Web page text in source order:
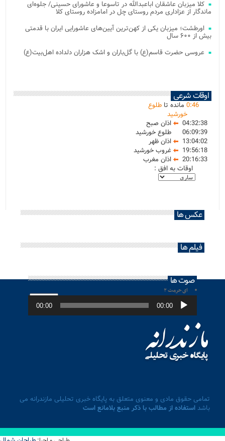
کلا میزبان عاشقان اباعبدالله در تاسوعا و عاشورای حسینی/ جلوه‌ای
ماندگار از عزاداری مردم روستای چل در امامزاده روستای کلا
اورطشت؛ میزبان یکی از کهن‌ترین آیین‌های عاشورایی ایران با قدمتی
بیش از ۶۰۰ سال
عروسی حضرت قاسم(ع) با گل‌باران و اشک هزاران دلداده اهل‌بیت(ع)
اوقات شرعی
0:46 مانده تاطلوع
خورشید
04:32:38
اذان صبح
06:09:39
طلوع خورشید
13:04:02
اذان ظهر
19:56:18
غروب خورشید
20:16:33
اذان مغرب
اوقات به افق :
عکس ها
فیلم ها
صوت ها
ای حرمت ۲
پخش‌کننده
صوت 00:00
00:00
تمامی حقوق مادی و معنوی متعلق به پایگاه خبری تحلیلی مازندرانه می
باشداستفاده از مطالب با ذکر منبع بلامانع است